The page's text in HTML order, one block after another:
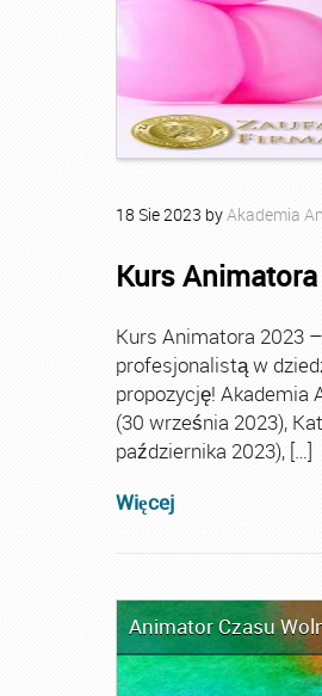
18 Sie2023 byAkademia
Kurs
Kurs Animatora 2023
profesjonalistą w
propozycję! Akademia
(30 września 2023),
października 2023), […]
Więcej
Animator Czasu